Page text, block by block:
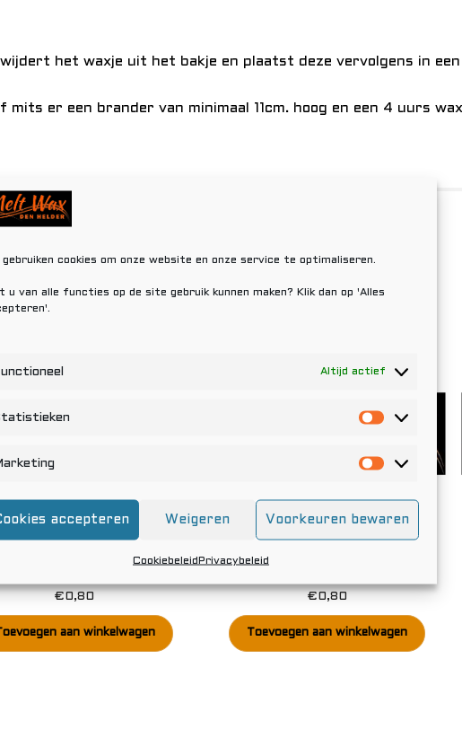
gebruiken cookies om onze website en onze service te optimaliseren.
u van alle functies op de site gebruik kunnen maken? Klik dan op 'Alles
Altijd actief
Marketing
accepteren Weigeren Voorkeuren bewaren
Cookiebeleid Privacybeleid
het waxje uit het bakje en plaatst deze vervolgens in
mits er een brander van minimaal 11cm. hoog en een 4 uurs
Gerelateerde producten
€0,80
Toevoegen aan winkelwagen
€0,80
Toevoegen aan winkelwagen